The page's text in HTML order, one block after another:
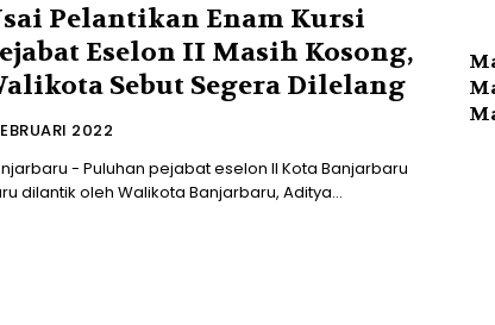
Pelantikan Enam Kursi
Eselon II Masih Kosong,
Sebut Segera Dilelang
2022
- Puluhan pejabat eselon II Kota Banjarbaru
dilantik oleh Walikota Banjarbaru, Aditya...